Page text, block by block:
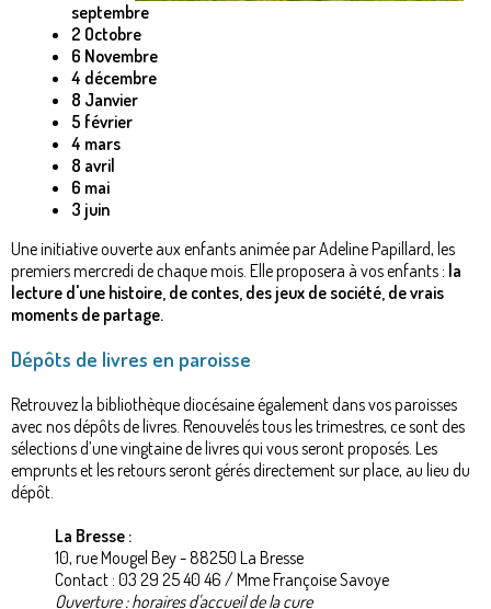
septembre
2 Octobre
6 Novembre
4 décembre
8 Janvier
5 février
4 mars
8 avril
6 mai
3 juin
Une initiative ouverte aux enfants animée par Adeline Papillard, les
premiers mercredi de chaque mois. Elle proposera à vos enfants : la
lecture d'une histoire, de contes, des jeux de société, de vrais
moments de partage.
Dépôts de livres en paroisse
Retrouvez la bibliothèque diocésaine également dans vos paroisses
avec nos dépôts de livres. Renouvelés tous les trimestres, ce sont des
sélections d’une vingtaine de livres qui vous seront proposés. Les
emprunts et les retours seront gérés directement sur place, au lieu du
dépôt.
La Bresse :
10, rue Mougel Bey - 88250 La Bresse
Contact : 03 29 25 40 46 / Mme Françoise Savoye
Ouverture : horaires d'accueil de la cure